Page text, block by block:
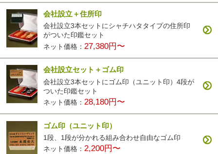
会社設立＋住所印
会社設立3本セットにシャチハタタイプの住所印
がついた印鑑セット
ネット価格： 27,380円〜
会社設立セット＋ゴム印
会社設立3本セットにゴム印（ユニット印）4段が
ついた印鑑セット
ネット価格： 28,180円〜
ゴム印（ユニット印）
1段、1段が分かれる組み合わせ自由なゴム印
ネット価格：2,200円〜